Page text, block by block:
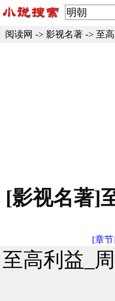
阅读网 -> 影视名著 -> 至
[影视名著]
[章
至高利益_